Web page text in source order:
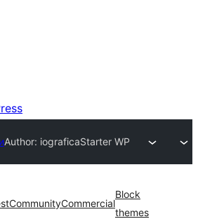
Author: iograficaStarter WP
CommunityCommercial
Block
themes